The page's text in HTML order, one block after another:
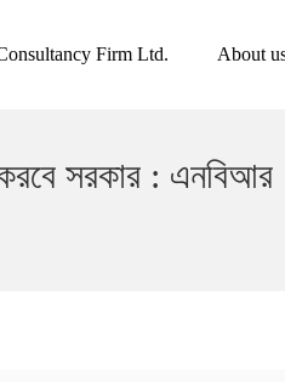
Firm Ltd. About
করবে সরকার : এনবিআর